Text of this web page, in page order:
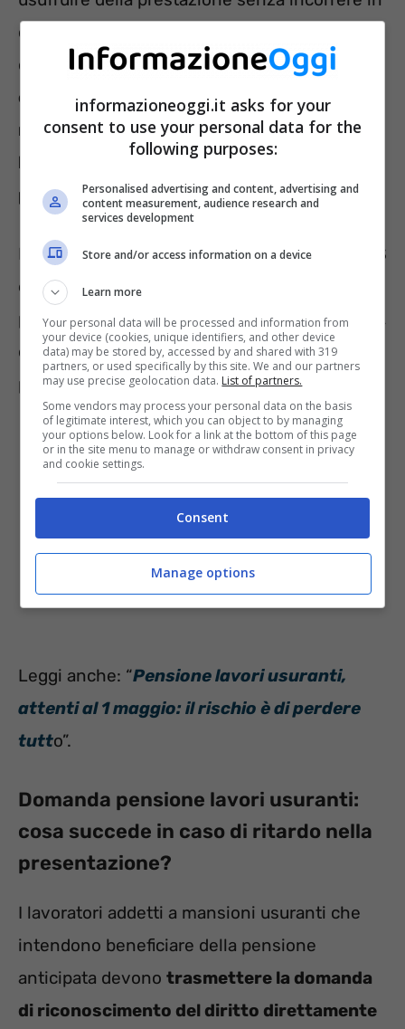
decadenze e quali sono le modalità di invio
delle domande. Gli interessati, infatti, sono
obbligati a presentare all’INPS due
richieste: quella di riconoscimento del
beneficio e la domanda di pensione vera e
propria .
La prima va inoltrata telematicamente all’INPS
entro il 1° maggio, per poter andare in
pensione a partire dal prossimo anno. Non c’è,
dunque, tempo da perdere. Vediamo come si
presenta l’istanza.
Leggi anche: “Pensione lavori usuranti,
attenti al 1 maggio: il rischio è di perdere
tutto”.
Domanda pensione lavori usuranti:
cosa succede in caso di ritardo nella
presentazione?
I lavoratori addetti a mansioni usuranti che
intendono beneficiare della pensione
anticipata devono trasmettere la domanda
di riconoscimento del diritto direttamente
informazioneoggi.it asks for your
consent to use your personal data for the
following purposes:
Personalised advertising and content, advertising and
content measurement, audience research and
services development
Store and/or access information on a device
Learn more
Your personal data will be processed and information from
your device (cookies, unique identifiers, and other device
data) may be stored by, accessed by and shared with 319
partners, or used specifically by this site. We and our partners
may use precise geolocation data. List of partners.
Some vendors may process your personal data on the basis
of legitimate interest, which you can object to by managing
your options below. Look for a link at the bottom of this page
or in the site menu to manage or withdraw consent in privacy
and cookie settings.
Consent
Manage options